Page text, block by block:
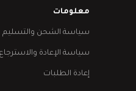
معلومات
سياسة الشحن والتسليم
سياسة الإعادة والاسترجاع
إعادة الطلبات